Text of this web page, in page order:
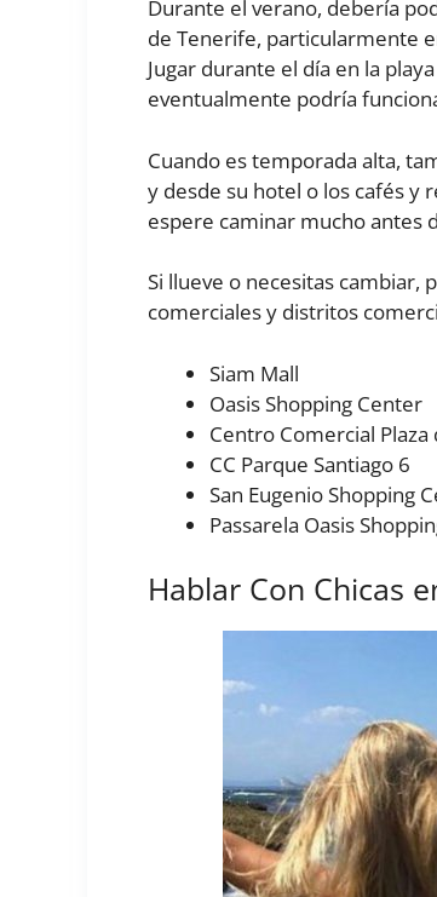
Durante el verano, debería
de Tenerife, particularmente
Jugar durante el día en la
eventualmente podría
Cuando es temporada alta,
y desde su hotel o los cafés y
espere caminar mucho antes
Si llueve o necesitas cambiar,
comerciales y distritos
Siam Mall
Oasis Shopping Center
Centro Comercial Plaza
CC Parque Santiago 6
San Eugenio Shopping
Passarela Oasis
Hablar Con Chicas